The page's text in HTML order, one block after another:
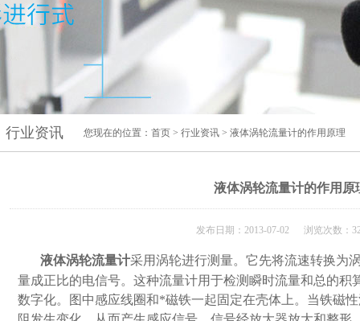
行业资讯 您现在的位置： 首页 > 行业资讯 > 液体涡轮流量计的作用原理
液体涡轮流量计的作用原
发布日期：2013-07-02 浏览次数：
液体涡轮流量计采用涡轮进行测量。它先将流速转换为
量成正比的电信号。这种流量计用于检测瞬时流量和总的积
数字化。图中感应线圈和*磁铁一起固定在壳体上。当铁磁